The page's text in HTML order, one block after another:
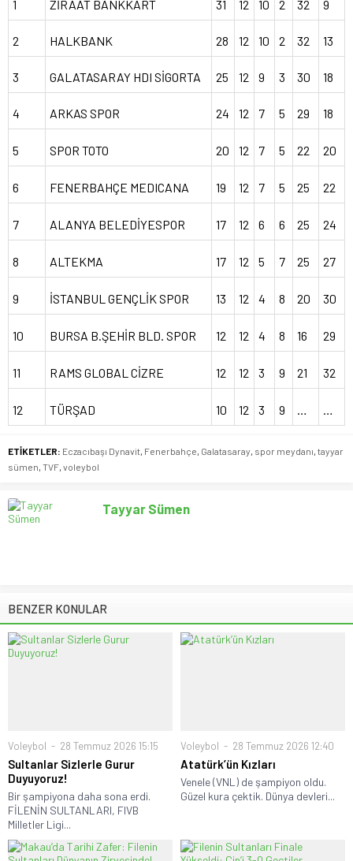
1 ZİRAAT BANKKART 31 12 10 2 32 9
2 HALKBANK 28 12 10 2 32 13
3 GALATASARAY HDI SİGORTA 25 12 9 3 30 18
4 ARKAS SPOR 24 12 7 5 29 18
5 SPOR TOTO 20 12 7 5 22 20
6 FENERBAHÇE MEDICANA 19 12 7 5 25 22
7 ALANYA BELEDİYESPOR 17 12 6 6 25 24
8 ALTEKMA 17 12 5 7 25 27
9 İSTANBUL GENÇLİK SPOR 13 12 4 8 20 30
10 BURSA B.ŞEHİR BLD. SPOR 12 12 4 8 16 29
11 RAMS GLOBAL CİZRE 12 12 3 9 21 32
12 TÜRŞAD 10 12 3 9
ETİKETLER: Eczacıbaşı Dynavit Fenerbahçe Galatasaray spor meydanı tayyar
sümen TVF voleybol
Tayyar Sümen
BENZER KONULAR
Voleybol 28 Temmuz 2026 15:15
Sultanlar Sizlerle Gurur
Duyuyoruz!
Bir şampiyona daha sona erdi.
FİLENİN SULTANLARI, FIVB
Milletler Ligi...
Voleybol 28 Temmuz 2026 12:40
Atatürk’ün Kızları
Venele (VNL) de şampiyon oldu.
Güzel kura çektik. Dünya devleri...